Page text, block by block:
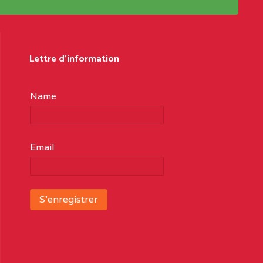
Lettre d'information
Name
Email